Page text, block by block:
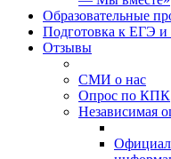
Образовательные
Подготовка к ЕГЭ
Отзывы
СМИ о нас
Опрос по КПК
Независимая